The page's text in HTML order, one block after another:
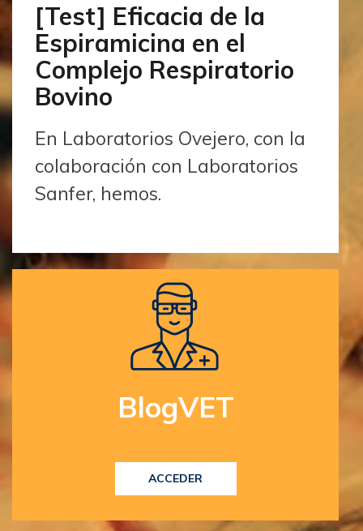
[Test] Eficacia de la
Espiramicina en el
Complejo Respiratorio
Bovino
En Laboratorios Ovejero, con la
colaboración con Laboratorios
Sanfer, hemos.
BlogVET
ACCEDER